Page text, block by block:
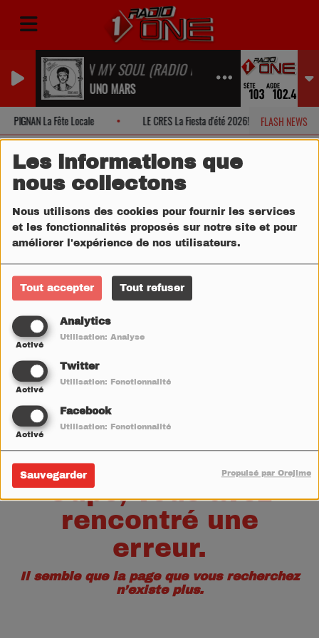
Les informations que
nous collectons
Nous utilisons des cookies pour fournir les services
et les fonctionnalités proposés sur notre site et pour
améliorer l'expérience de nos utilisateurs.
Tout accepter Tout refuser
Analytics
Activé
Utilisation: Analyse
Twitter
Activé
Utilisation: Fonctionnalité
Facebook
Activé
Utilisation: Fonctionnalité
Sauvegarder Propulsé par Orejime
ON MY SOUL (RADIO EDIT)
BRUNO MARS
FLASH NEWS
PIGNAN La Fête Locale LE CRES La Fiesta d'été 2026!
Oups, vous avez
rencontré une
erreur.
Il semble que la page que vous recherchez
n’existe plus.